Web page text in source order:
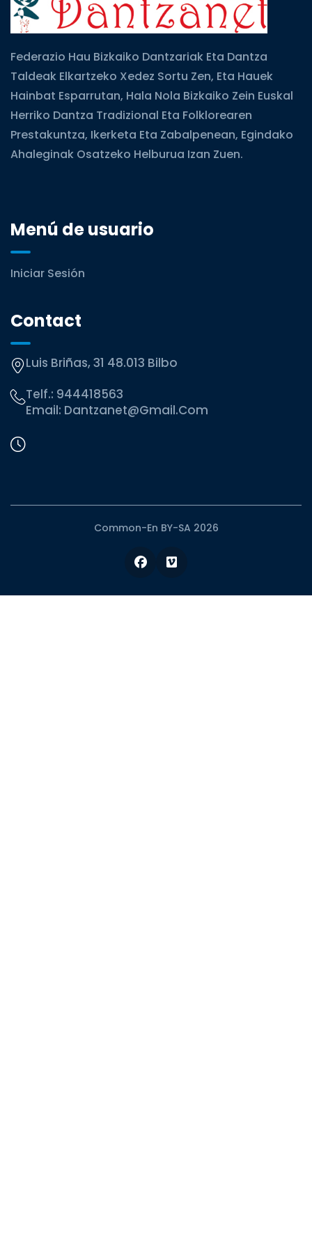
Federazio Hau Bizkaiko Dantzariak Eta Dantza
Taldeak Elkartzeko Xedez Sortu Zen, Eta Hauek
Hainbat Esparrutan, Hala Nola Bizkaiko Zein Euskal
Herriko Dantza Tradizional Eta Folklorearen
Prestakuntza, Ikerketa Eta Zabalpenean, Egindako
Ahaleginak Osatzeko Helburua Izan Zuen.
Menú de usuario
Iniciar Sesión
Contact
Luis Briñas, 31 48.013 Bilbo
Telf.: 944418563
Email: Dantzanet@gmail.com
Common-En BY-SA 2026
Facebook
Vimeo